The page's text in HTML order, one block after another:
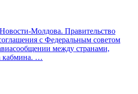
Молдова. Правительство
с Федеральным советом
между странами,
кабмина. …